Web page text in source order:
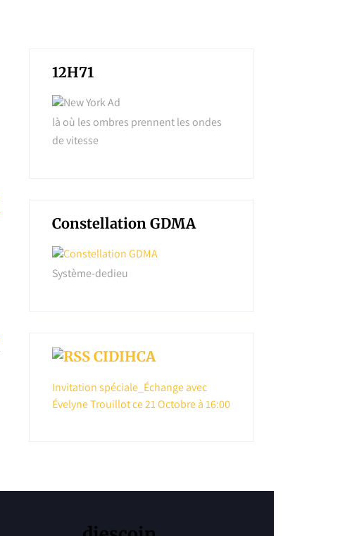
12H71
là où les ombres prennent les ondes
de vitesse
Constellation GDMA
Système-dedieu
CIDIHCA
Invitation spéciale_Échange avec
Évelyne Trouillot ce 21 Octobre à 16:00